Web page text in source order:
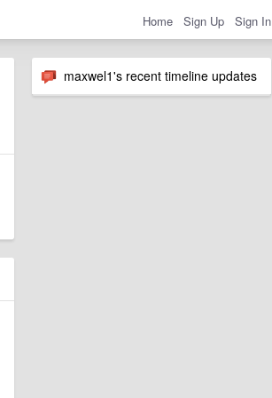
Home Sign Up Sign In
maxwel1's recent timeline updates